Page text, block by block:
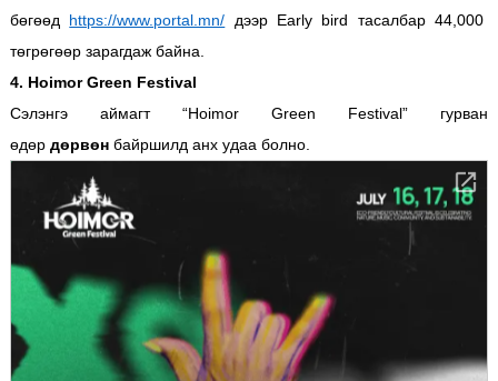
бөгөөд https://www.portal.mn/ дээр Early bird тасалбар 44,000
төгрөгөөр зарагдаж байна.
4. Hoimor Green Festival
Сэлэнгэ аймагт “Hoimor Green Festival” гурван
өдөр дөрвөн байршилд анх удаа болно.